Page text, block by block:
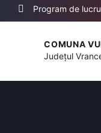
Program de
COMUNA
Județul